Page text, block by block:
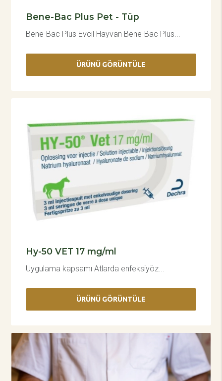
Bene-Bac Plus Pet - Tüp
Bene-Bac Plus Evcil Hayvan Bene-Bac Plus...
ÜRÜNÜ GÖRÜNTÜLE
Hy-50 VET 17 mg/ml
Uygulama kapsamı Atlarda enfeksiyöz...
ÜRÜNÜ GÖRÜNTÜLE